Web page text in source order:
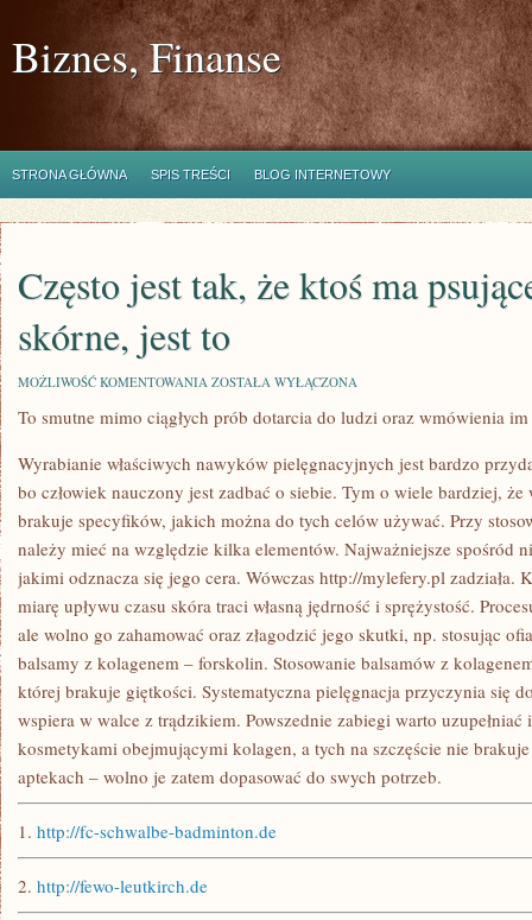
Biznes, Finanse
STRONA GŁÓWNA SPIS TREŚCI BLOG INTERNETOWY
Często jest tak, że ktoś ma
skórne, jest to
MOŻLIWOŚĆ KOMENTOWANIA CZĘSTO
TAK,
MA
PSUJĄCE
SKÓRNE,
JEST
TO
ZOSTAŁA WYŁĄCZONA
To smutne mimo ciągłych prób dotarcia do ludzi oraz wmówienia im
Wyrabianie właściwych nawyków pielęgnacyjnych jest bardzo
bo człowiek nauczony jest zadbać o siebie. Tym o wiele bardziej, że
brakuje specyfików, jakich można do tych celów używać. Przy
należy mieć na względzie kilka elementów. Najważniejsze spośród
jakimi odznacza się jego cera. Wówczas http://mylefery.pl zadziała.
miarę upływu czasu skóra traci własną jędrność i sprężystość.
ale wolno go zahamować oraz złagodzić jego skutki, np. stosując
balsamy z kolagenem – forskolin. Stosowanie balsamów z
której brakuje giętkości. Systematyczna pielęgnacja przyczynia się
wspiera w walce z trądzikiem. Powszednie zabiegi warto
kosmetykami obejmującymi kolagen, a tych na szczęście nie
aptekach – wolno je zatem dopasować do swych potrzeb.
1. http://fc-schwalbe-badminton.de
2. http://fewo-leutkirch.de